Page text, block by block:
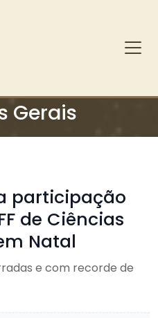
Gerais
participação
de Ciências
Natal
e com recorde de